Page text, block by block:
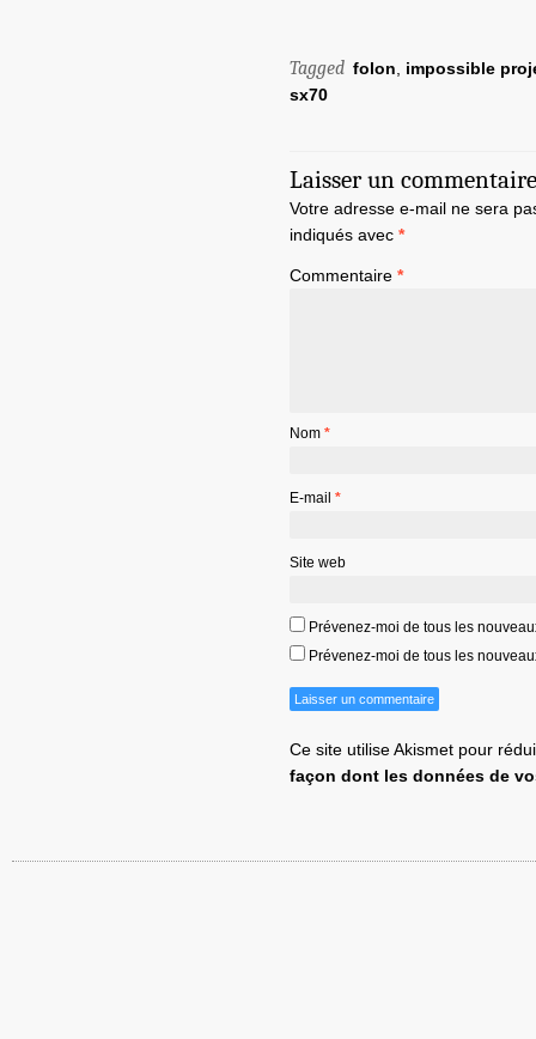
Tagged folon
impossible
sx70
Laisser un commentaire
Votre adresse e-mail ne sera
indiqués avec *
Commentaire *
Nom *
E-mail *
Site web
Prévenez-moi de tous les
Prévenez-moi de tous les
Ce site utilise Akismet pour
façon dont les données de